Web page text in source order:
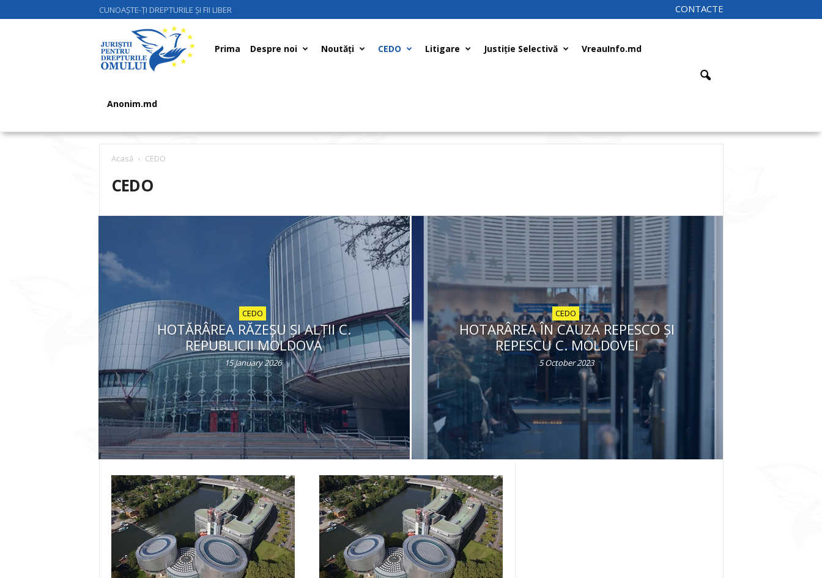
CUNOAȘTE-ȚI DREPTURILE ȘI FII LIBER CONTACTE
Juriştii
Omului
Prima Despre noi Noutăți CEDO Litigare Justiţie Selectivă VreauInfo.md
Anonim.md
Acasă CEDO
CEDO
CEDO
HOTĂRÂREA RĂZEȘU ȘI ALȚII C.
REPUBLICII MOLDOVA
15 January 2026
CEDO
HOTARÂREA ÎN CAUZA REPESCO ȘI
REPESCU C. MOLDOVEI
5 October 2023